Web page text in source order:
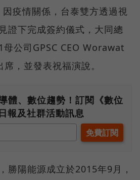
疫情關係，台泰雙方透過視
證下完成簽約儀式，大同總
母公司GPSC CEO Worawat
，並發表祝福演說。
體、數位趨勢！訂閱《數位
報及社群活動訊息
勝陽能源成立於2015年9月，